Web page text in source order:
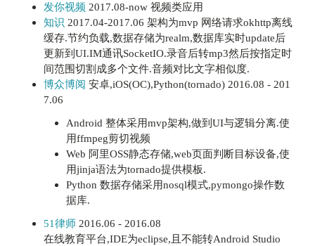
发你视频 2017.08-now 视频类应用
知识 2017.04-2017.06 架构为mvp 网络请求okhttp离线
缓存.节约负载,数据存储为realm,数据库实时update后
更新到UI.IM通讯SocketIO.录音后转mp3然后按指定时
间范围切割成多个文件.音频对比文字相似度.
博众博阅 安卓,iOS(OC),Python(tornado) 2016.08 - 201
7.06
Android 整体采用mvp架构,做到UI与逻辑分离.使
用ffmpeg剪切视频
Web 阿里OSS静态存储,web页面判断目标设备,使
用jinja语法为tornado提供模板.
Python 数据存储采用nosql模式,pymongo操作数
据库.
51律师 2016.06 - 2016.08
在线教育平台,IDE为eclipse,且不能转Android Studio